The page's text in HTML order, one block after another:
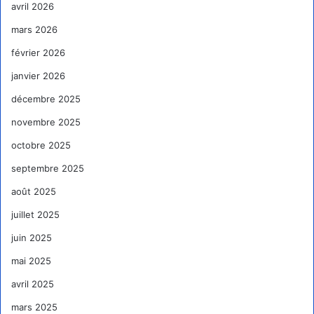
avril 2026
mars 2026
février 2026
janvier 2026
décembre 2025
novembre 2025
octobre 2025
septembre 2025
août 2025
juillet 2025
juin 2025
mai 2025
avril 2025
mars 2025